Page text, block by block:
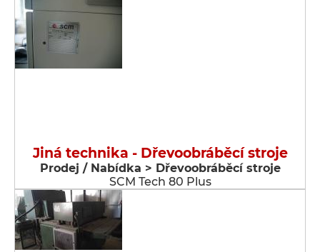
Jiná technika - Dřevoobráběcí stroje
Prodej / Nabídka > Dřevoobráběcí stroje
SCM Tech 80 Plus